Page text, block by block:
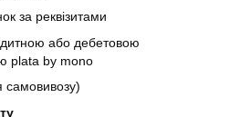
за реквізитами
або дебетовою
plata by mono
самовивозу)